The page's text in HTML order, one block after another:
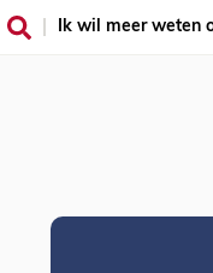
Ik wil meer weten